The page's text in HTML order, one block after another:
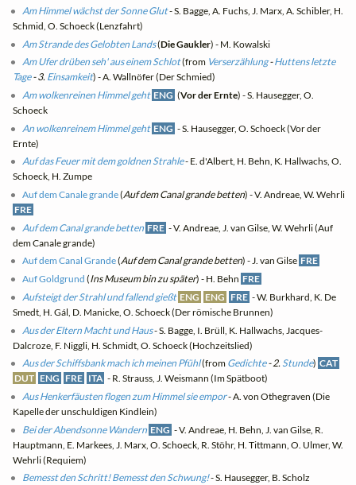
Am Himmel wächst der Sonne Glut- S. Bagge, A. Fuchs, J. Marx, A. Schibler, H.
Schmid, O. Schoeck (Lenzfahrt)
Am Strande des Gelobten Lands(Die Gaukler) - M. Kowalski
Am Ufer drüben seh' aus einem Schlot(from Verserzählung-Huttens letzte
Tage- 3. Einsamkeit) - A. Wallnöfer (Der Schmied)
Am wolkenreinen Himmel geht ENG (Vor der Ernte) - S. Hausegger, O.
Schoeck
An wolkenreinem Himmel geht ENG - S. Hausegger, O. Schoeck (Vor der
Ernte)
Auf das Feuer mit dem goldnen Strahle- E. d'Albert, H. Behn, K. Hallwachs, O.
Schoeck, H. Zumpe
Auf dem Canale grande(Auf dem Canal grande betten) - V. Andreae, W. Wehrli
FRE
Auf dem Canal grande betten FRE - V. Andreae, J. van Gilse, W. Wehrli (Auf
dem Canale grande)
Auf dem Canal Grande(Auf dem Canal grande betten) - J. van Gilse FRE
Auf Goldgrund (Ins Museum bin zu später) - H. Behn FRE
Aufsteigt der Strahl und fallend gießt ENG ENG FRE - W. Burkhard, K. De
Smedt, H. Gál, D. Manicke, O. Schoeck (Der römische Brunnen)
Aus der Eltern Macht und Haus- S. Bagge, I. Brüll, K. Hallwachs, Jacques-
Dalcroze, F. Niggli, H. Schmidt, O. Schoeck (Hochzeitslied)
Aus der Schiffsbank mach ich meinen Pfühl(from Gedichte- 2. Stunde) CAT
DUT ENG FRE ITA - R. Strauss, J. Weismann (Im Spätboot)
Aus Henkerfäusten flogen zum Himmel sie empor- A. von Othegraven (Die
Kapelle der unschuldigen Kindlein)
Bei der Abendsonne Wandern ENG - V. Andreae, H. Behn, J. van Gilse, R.
Hauptmann, E. Markees, J. Marx, O. Schoeck, R. Stöhr, H. Tittmann, O. Ulmer, W.
Wehrli (Requiem)
Bemesst den Schritt! Bemesst den Schwung!- S. Hausegger, B. Scholz